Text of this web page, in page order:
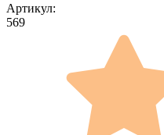
Артикул:
569